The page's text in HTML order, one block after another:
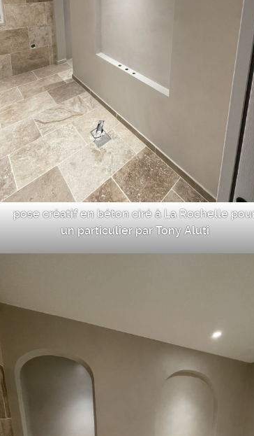
pose créatif en béton ciré à La Rochelle
un particulier par Tony Aluti